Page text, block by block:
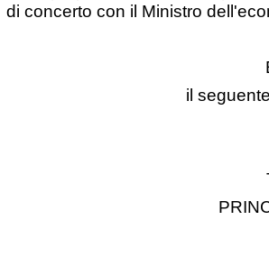
di concerto con il Ministro
il